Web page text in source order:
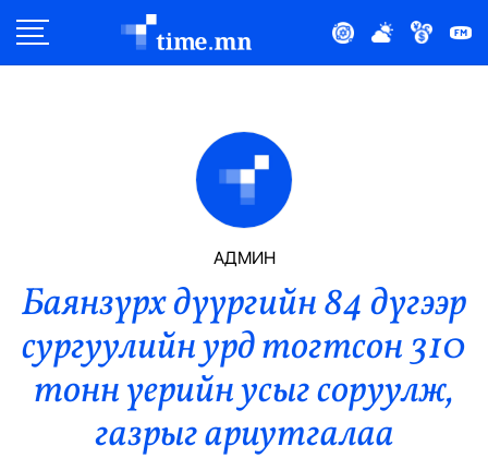
Эдийн Засаг
Нийтлэлчийн Булан
Эрүүл Мэнд
Орон Нутаг
АДМИН
Баянзүрх дүүргийн 84 дүгээр
сургуулийн урд тогтсон 310
тонн үерийн усыг соруулж,
газрыг ариутгалаа